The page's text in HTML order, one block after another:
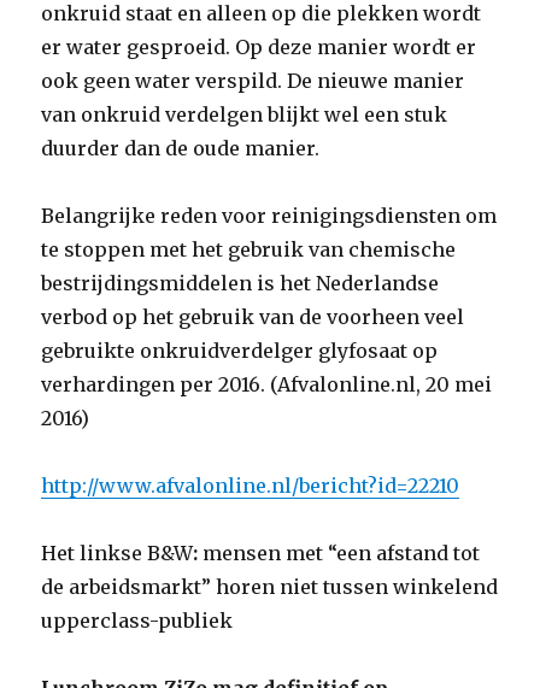
onkruid staat en alleen op die plekken wordt
er water gesproeid. Op deze manier wordt er
ook geen water verspild. De nieuwe manier
van onkruid verdelgen blijkt wel een stuk
duurder dan de oude manier.
Belangrijke reden voor reinigingsdiensten om
te stoppen met het gebruik van chemische
bestrijdingsmiddelen is het Nederlandse
verbod op het gebruik van de voorheen veel
gebruikte onkruidverdelger glyfosaat op
verhardingen per 2016. (Afvalonline.nl, 20 mei
2016)
http://www.afvalonline.nl/bericht?id=22210
Het linkse B&W: mensen met “een afstand tot
de arbeidsmarkt” horen niet tussen winkelend
upperclass-publiek